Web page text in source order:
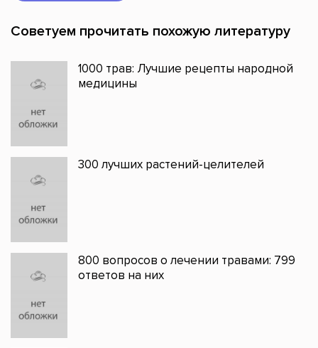
Советуем прочитать похожую литературу
1000 трав: Лучшие рецепты народной
медицины
300 лучших растений-целителей
800 вопросов о лечении травами: 799
ответов на них